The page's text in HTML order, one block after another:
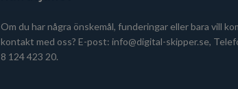
Om du har några önskemål, funderingar eller bara vill
kontakt med oss? E-post: info@digital-skipper.se,
8 124 423 20.